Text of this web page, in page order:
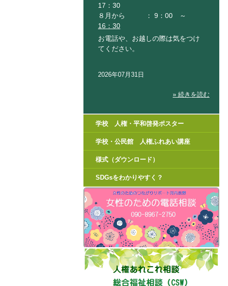
17：30
８月から ： 9：00 ～
16：30
お電話や、お越しの際は気をつけ
てください。
2026年07月31日
» 続きを読む
学校 人権・平和啓発ポスター
学校・公民館 人権ふれあい講座
様式（ダウンロード）
SDGsをわかりやすく？